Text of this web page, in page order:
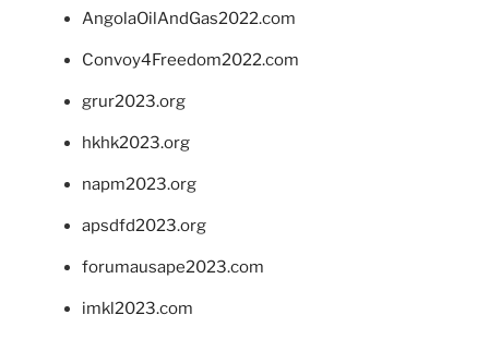
AngolaOilAndGas2022.com
Convoy4Freedom2022.com
grur2023.org
hkhk2023.org
napm2023.org
apsdfd2023.org
forumausape2023.com
imkl2023.com